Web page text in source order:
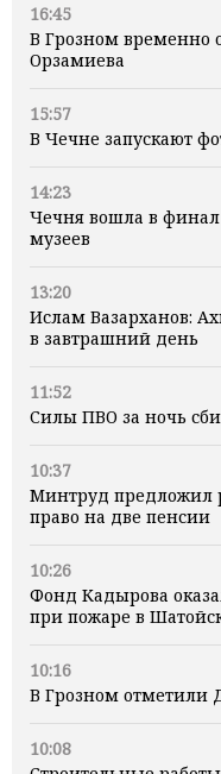
16:45
В Грозном временно
Орзамиева
15:57
В Чечне запускают
14:23
Чечня вошла в финал
музеев
13:20
Ислам Вазарханов:
в завтрашний день
11:52
Силы ПВО за ночь
10:37
Минтруд предложил
право на две пенсии
10:26
Фонд Кадырова
при пожаре в
10:16
В Грозном отметили
10:08